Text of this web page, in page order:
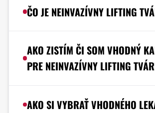
ČO JE NEINVAZÍVNY LIFTING
AKO ZISTÍM ČI SOM VHODNÝ
PRE NEINVAZÍVNY LIFTING
AKO SI VYBRAŤ VHODNÉHO